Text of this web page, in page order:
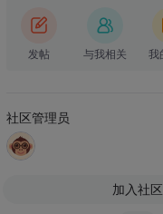
发帖 与我相关 我
社区管理员
加入社区